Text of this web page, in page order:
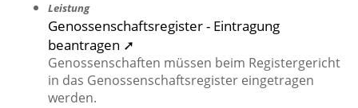
Leistung
Genossenschaftsregister - Eintragung
beantragen ➚
Genossenschaften müssen beim Registergericht
in das Genossenschaftsregister eingetragen
werden.